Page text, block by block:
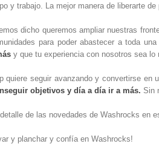
y trabajo. La mejor manera de liberarte de
dicho queremos ampliar nuestras
para poder abastecer a toda
y que tu experiencia con nosotros sea
quiere seguir avanzando y convertirse
objetivos y día a día ir a más. Sin
de las novedades de Washrocks en
y planchar y confía en Washrocks!